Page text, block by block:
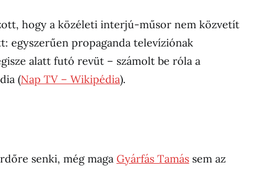
hogy a közéleti interjú-műsor nem közvetít
egyszerűen propaganda televíziónak
alatt futó revüt – számolt be róla a
(Nap TV – Wikipédia).
senki, még maga Gyárfás Tamás sem az